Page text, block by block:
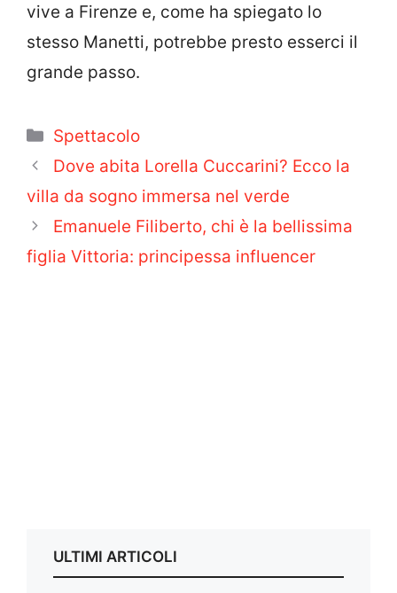
vive a Firenze e, come ha spiegato lo
stesso Manetti, potrebbe presto esserci il
grande passo.
Categorie
Spettacolo
Dove abita Lorella Cuccarini? Ecco la
villa da sogno immersa nel verde
Emanuele Filiberto, chi è la bellissima
figlia Vittoria: principessa influencer
ULTIMI ARTICOLI